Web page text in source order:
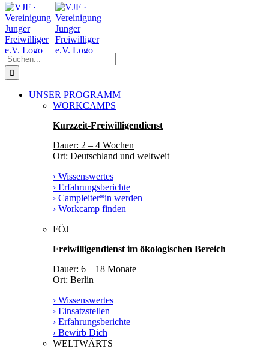
Zum
Inhalt
springen
Facebook
Instagram
YouTube
Suche
nach:
UNSER PROGRAMM
WORKCAMPS
Kurzzeit-Freiwilligendienst
Dauer: 2 – 4 Wochen
Ort: Deutschland und weltweit
› Wissenswertes
› Erfahrungsberichte
› Campleiter*in werden
› Workcamp finden
FÖJ
Freiwilligendienst im ökologischen Bereich
Dauer: 6 – 18 Monate
Ort: Berlin
› Wissenswertes
› Einsatzstellen
› Erfahrungsberichte
› Bewirb Dich
WELTWÄRTS